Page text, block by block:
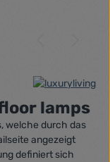
lamps
welche durch das
angezeigt
definiert sich